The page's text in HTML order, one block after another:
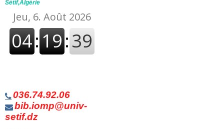
Sétif,Algérie
036.74.92.06
bib.iomp@univ-
setif.dz